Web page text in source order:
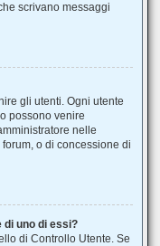
scrivano messaggi
gli utenti. Ogni utente
possono venire
nelle
o di concessione di
di uno di essi?
di Controllo Utente. Se